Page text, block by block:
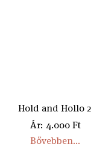
Hold and Hollo
Ár: 4.000 Ft
Bővebben...